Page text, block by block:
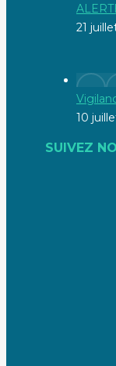
21
10
SUIVEZ